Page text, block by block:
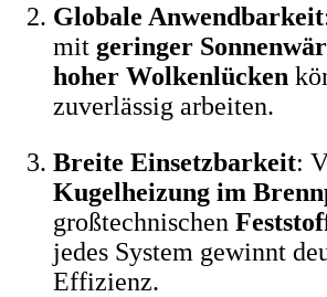
Globale Anwendbarkeit
mit geringer
hoher Wolkenlücken
zuverlässig arbeiten.
Breite Einsetzbarkeit:
Kugelheizung im
großtechnischen
jedes System gewinnt
Effizienz.